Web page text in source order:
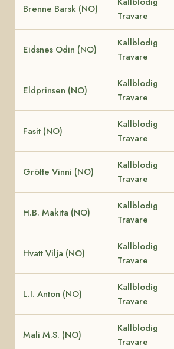
Brenne Barsk (NO)
Travare
Eidsnes Odin (NO)
Kallblodig
Travare
Eldprinsen (NO)
Kallblodig
Travare
Fasit (NO)
Kallblodig
Travare
Grötte Vinni (NO)
Kallblodig
Travare
H.B. Makita (NO)
Kallblodig
Travare
Hvatt Vilja (NO)
Kallblodig
Travare
L.I. Anton (NO)
Kallblodig
Travare
Mali M.S. (NO)
Kallblodig
Travare